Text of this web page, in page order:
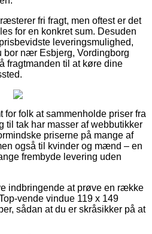
fri fragt, men oftest er det
for en konkret sum. Desuden
leveringsmulighed,
nær Esbjerg, Vordingborg
fragtmanden til at køre dine
for folk at sammenholde priser fra
til tak har masser af webbutikker
priserne på mange af
også til kvinder og mænd – en
frembyde levering uden
indbringende at prøve en række
vende vindue 119 x 149
sådan at du er skråsikker på at